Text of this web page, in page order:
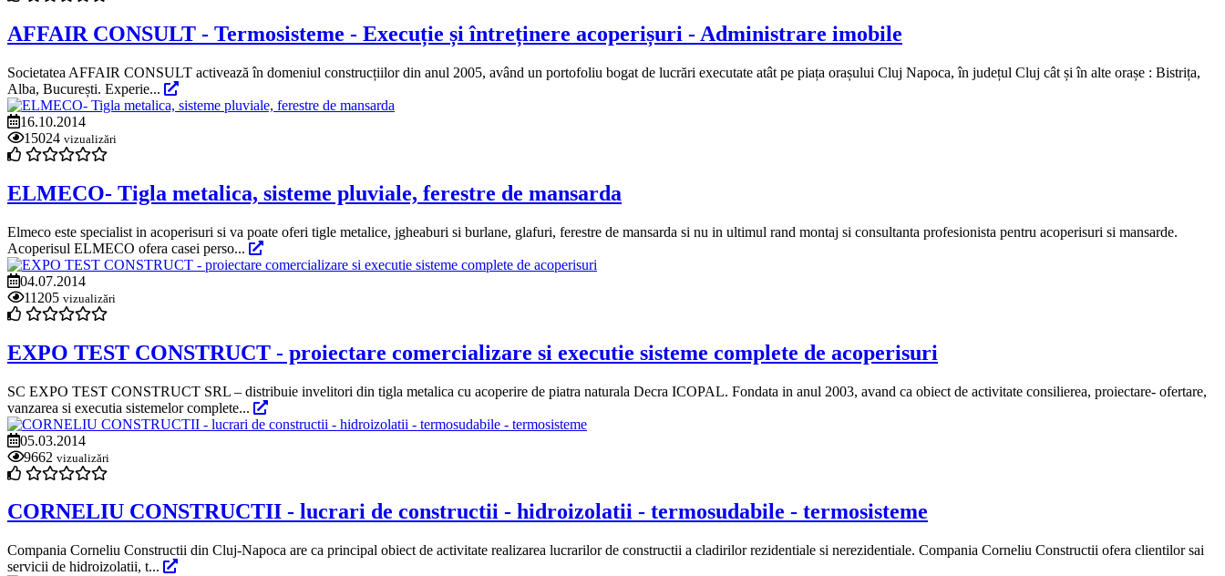
AFFAIR CONSULT - Termosisteme - Execuție și întreținere acoperișuri - Administrare imobile
Societatea AFFAIR CONSULT activează în domeniul construcțiilor din anul 2005, având un portofoliu bogat de lucrări executate atât pe piața orașului Cluj Napoca, în județul Cluj cât și în alte orașe : Bistrița,
Alba, București. Experie...
16.10.2014
15024 vizualizări
ELMECO- Tigla metalica, sisteme pluviale, ferestre de mansarda
Elmeco este specialist in acoperisuri si va poate oferi tigle metalice, jgheaburi si burlane, glafuri, ferestre de mansarda si nu in ultimul rand montaj si consultanta profesionista pentru acoperisuri si mansarde.
Acoperisul ELMECO ofera casei perso...
04.07.2014
11205 vizualizări
EXPO TEST CONSTRUCT - proiectare comercializare si executie sisteme complete de acoperisuri
SC EXPO TEST CONSTRUCT SRL – distribuie invelitori din tigla metalica cu acoperire de piatra naturala Decra ICOPAL. Fondata in anul 2003, avand ca obiect de activitate consilierea, proiectare- ofertare,
vanzarea si executia sistemelor complete...
05.03.2014
9662 vizualizări
CORNELIU CONSTRUCTII - lucrari de constructii - hidroizolatii - termosudabile - termosisteme
Compania Corneliu Constructii din Cluj-Napoca are ca principal obiect de activitate realizarea lucrarilor de constructii a cladirilor rezidentiale si nerezidentiale. Compania Corneliu Constructii ofera clientilor sai
servicii de hidroizolatii, t...